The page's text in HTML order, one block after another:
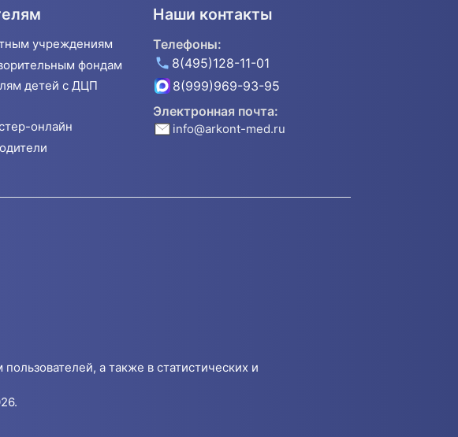
учреждениям
фондам
детей с ДЦП
онлайн
Наши контакты
Телефоны:
8(495)128-11-01
8(999)969-93-95
Электронная почта:
info@arkont-med.ru
а также в статистических и